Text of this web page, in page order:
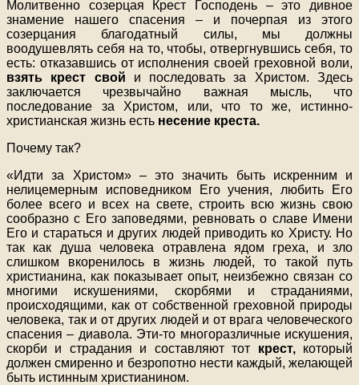
Молитвенно созерцая Крест Господень – это дивное
знамение нашего спасения – и почерпая из этого
созерцания благодатный силы, мы должны
воодушевлять себя на то, чтобы, отвергнувшись себя, то
есть: отказавшись от исполнения своей греховной воли,
взять крест свой и последовать за Христом. Здесь
заключается чрезвычайно важная мысль, что
последование за Христом, или, что то же, истинно-
христианская жизнь есть несение креста.
Почему так?
«Идти за Христом» – это значить быть искренним и
нелицемерным исповедником Его учения, любить Его
более всего и всех на свете, строить всю жизнь свою
сообразно с Его заповедями, ревновать о славе Имени
Его и стараться и других людей приводить ко Христу. Но
так как душа человека отравлена ядом греха, и зло
слишком вкоренилось в жизнь людей, то такой путь
христианина, как показывает опыт, неизбежно связан со
многими искушениями, скорбями и страданиями,
происходящими, как от собственной греховной природы
человека, так и от других людей и от врага человеческого
спасения – диавола. Эти-то многоразличные искушения,
скорби и страдания и составляют тот крест,который
должен смиренно и безропотно нести каждый, желающей
быть истинным христианином.